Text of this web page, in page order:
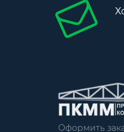
Оформить